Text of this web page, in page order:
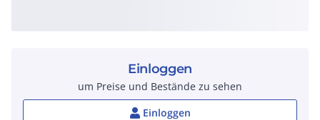
Einloggen
um Preise und Bestände zu sehen
Einloggen